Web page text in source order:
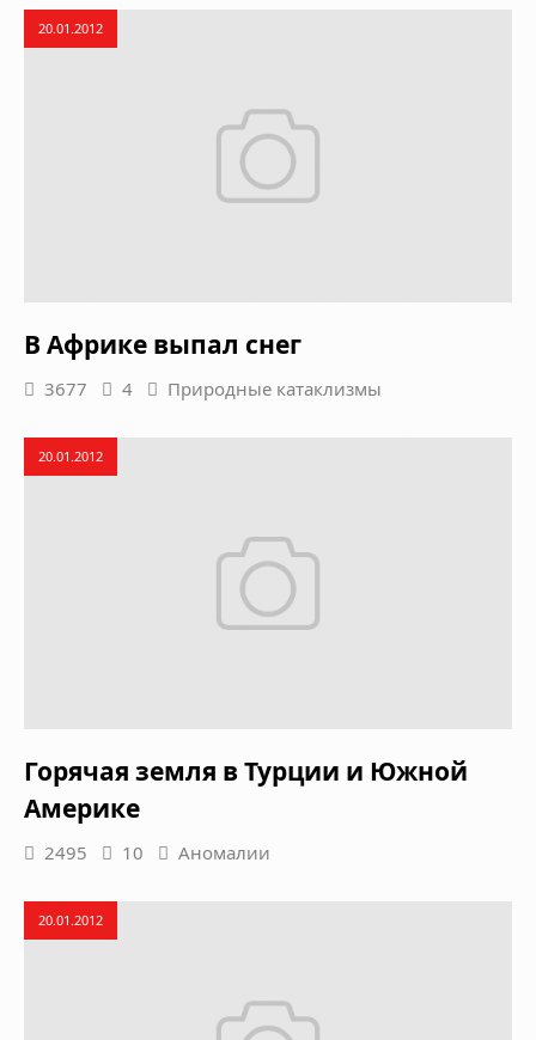
20.01.2012
В Африке выпал снег
3677 4 Природные катаклизмы
20.01.2012
Горячая земля в Турции и Южной
Америке
2495 10 Аномалии
20.01.2012